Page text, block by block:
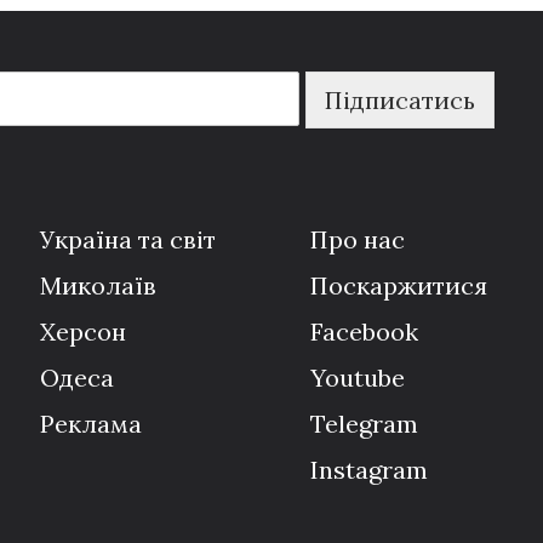
Підписатись
Україна та світ
Миколаїв
Херсон
Одеса
Реклама
Про нас
Поскаржитися
Facebook
Youtube
Telegram
Instagram